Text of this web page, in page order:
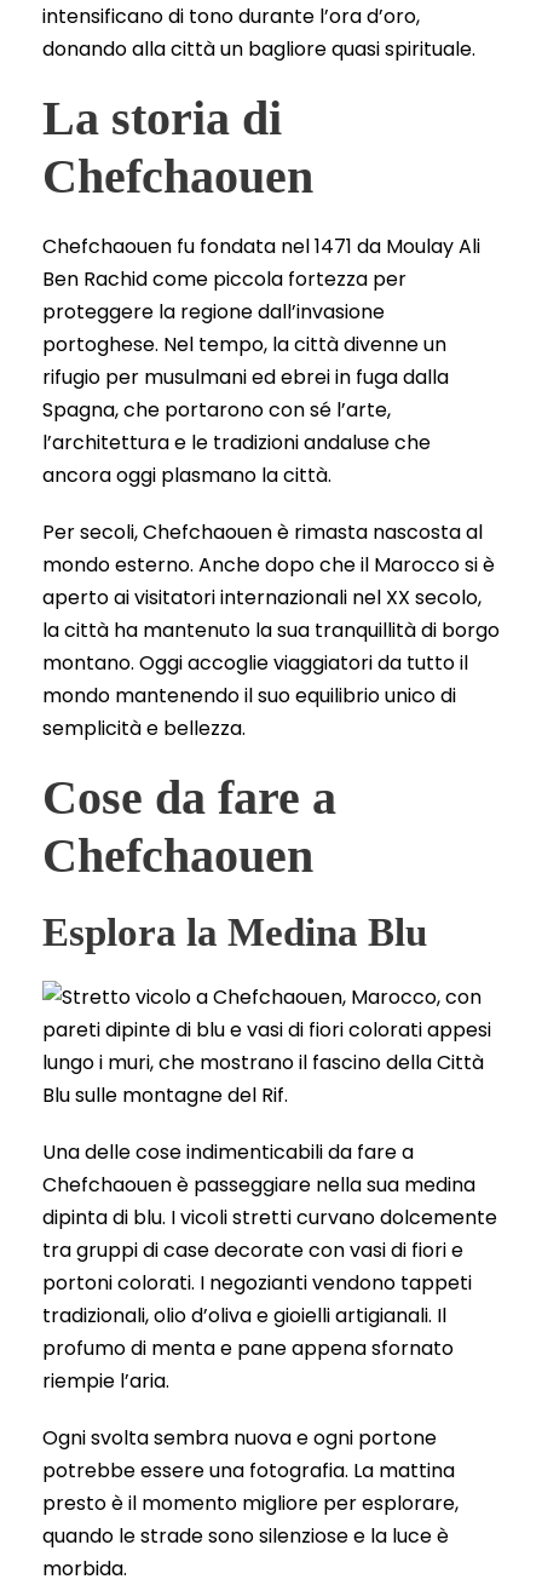
intensificano di tono durante l’ora d’oro,
donando alla città un bagliore quasi spirituale.
La storia di
Chefchaouen
Chefchaouen fu fondata nel 1471 da Moulay Ali
Ben Rachid come piccola fortezza per
proteggere la regione dall’invasione
portoghese. Nel tempo, la città divenne un
rifugio per musulmani ed ebrei in fuga dalla
Spagna, che portarono con sé l’arte,
l’architettura e le tradizioni andaluse che
ancora oggi plasmano la città.
Per secoli, Chefchaouen è rimasta nascosta al
mondo esterno. Anche dopo che il Marocco si è
aperto ai visitatori internazionali nel XX secolo,
la città ha mantenuto la sua tranquillità di borgo
montano. Oggi accoglie viaggiatori da tutto il
mondo mantenendo il suo equilibrio unico di
semplicità e bellezza.
Cose da fare a
Chefchaouen
Esplora la Medina Blu
Una delle cose indimenticabili da fare a
Chefchaouen è passeggiare nella sua medina
dipinta di blu. I vicoli stretti curvano dolcemente
tra gruppi di case decorate con vasi di fiori e
portoni colorati. I negozianti vendono tappeti
tradizionali, olio d’oliva e gioielli artigianali. Il
profumo di menta e pane appena sfornato
riempie l’aria.
Ogni svolta sembra nuova e ogni portone
potrebbe essere una fotografia. La mattina
presto è il momento migliore per esplorare,
quando le strade sono silenziose e la luce è
morbida.